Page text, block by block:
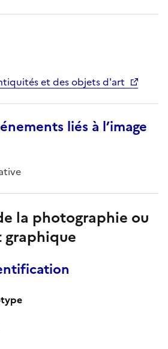
et des objets d'art
liés à l’image
la photographie ou